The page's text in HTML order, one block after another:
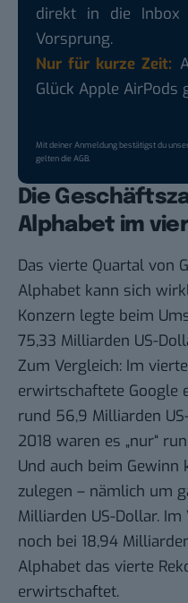
direkt in die Inbox
Vorsprung.
Nur für kurze Zeit:
Glück Apple AirPods
Mit deiner Anmeldung bestätigst du
gelten dieAGB.
Die
Alphabet im
Das vierte Quartal von
Alphabet kann sich
Konzern legte beim
75,33 Milliarden US-
Zum Vergleich: Im
erwirtschaftete Google
rund 56,9 Milliarden
2018 waren es „nur“
Und auch beim
zulegen – nämlich um
Milliarden US-Dollar.
noch bei 18,94
Alphabet das vierte
erwirtschaftet.